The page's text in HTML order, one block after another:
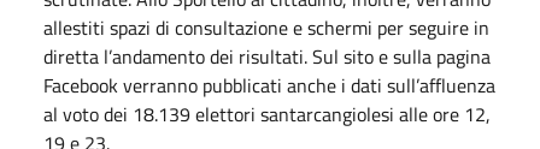
allestiti spazi di consultazione e schermi per seguire in
diretta l’andamento dei risultati. Sul sito e sulla pagina
Facebook verranno pubblicati anche i dati sull’affluenza
al voto dei 18.139 elettori santarcangiolesi alle ore 12,
19 e 23.